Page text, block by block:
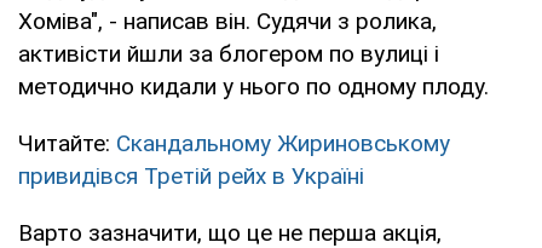
Хоміва", - написав він. Судячи з ролика,
активісти йшли за блогером по вулиці і
методично кидали у нього по одному плоду.
Читайте: Скандальному Жириновському
привидівся Третій рейх в Україні
Варто зазначити, що це не перша акція,